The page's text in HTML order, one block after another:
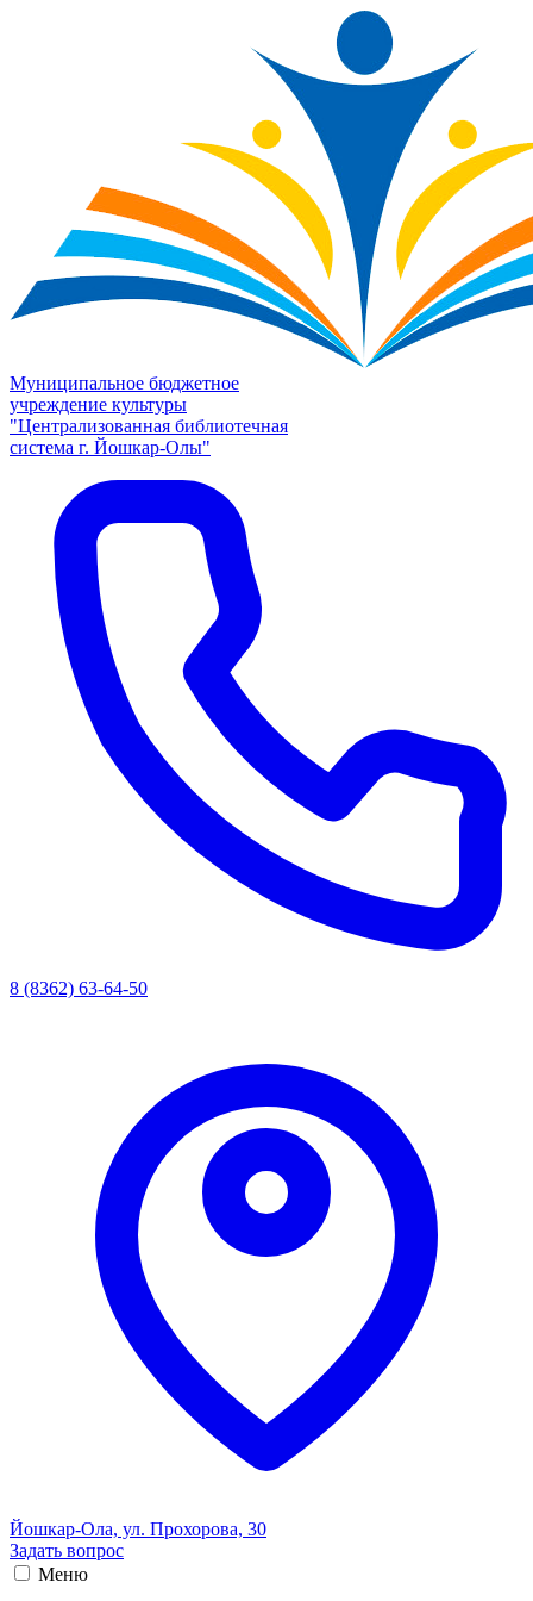
Муниципальное бюджетное
учреждение культуры
"Централизованная библиотечная
система г. Йошкар-Олы"
8 (8362) 63-64-50
Йошкар-Ола, ул. Прохорова, 30
Задать вопрос
Меню